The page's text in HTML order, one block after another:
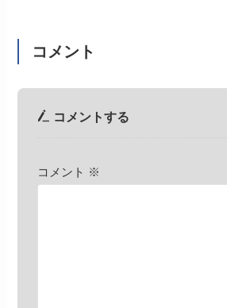
コメント
コメントする
コメント ※